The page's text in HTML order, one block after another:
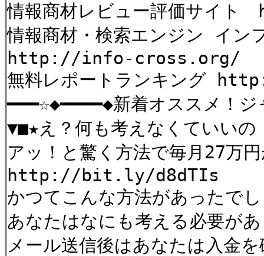
情報商材レビュー評価サ
情報商材・検索エンジン イ
http://info-cross.org/
無料レポートランキング
━━━☆◆━━━━◆新着オススメ！ジ
▼■★え？何も考えなくていいの
アッ！と驚く方法で毎月27万
http://bit.ly/d8dTIs
かつてこんな方法があったで
あなたはなにも考える必要が
メール送信後はあなたは入金